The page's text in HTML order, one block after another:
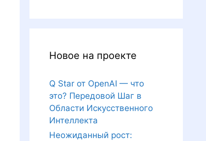
Новое на проекте
Q Star от OpenAI — что
это? Передовой Шаг в
Области Искусственного
Интеллекта
Неожиданный рост: